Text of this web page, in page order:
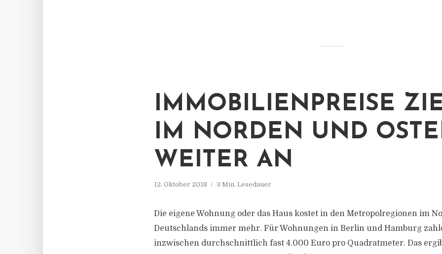
IMMOBILIENPREISE
IM NORDEN UND
WEITER AN
12. Oktober 2018 3 Min. Lesedauer
Die eigene Wohnung oder das Haus kostet in den Metropolregionen im
Deutschlands immer mehr. Für Wohnungen in Berlin und Hamburg
inzwischen durchschnittlich fast 4.000 Euro pro Quadratmeter. Das